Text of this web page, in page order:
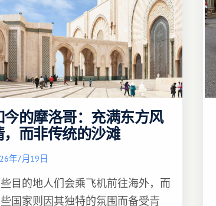
今的摩洛哥：充满东方风
，而非传统的沙滩
年7月19日
目的地人们会乘飞机前往海外，而
国家则因其独特的氛围而备受青